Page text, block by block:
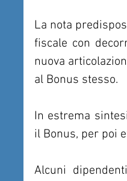
La nota
fiscale con
nuova
al Bonus stesso.
In estrema
il Bonus, per poi
Alcuni